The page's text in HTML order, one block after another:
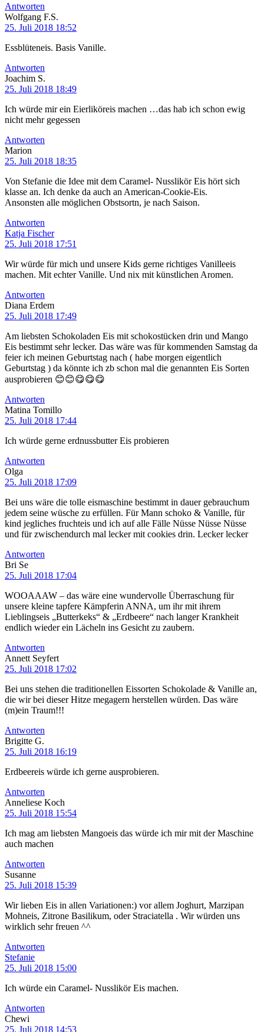
Antworten
Wolfgang F.S.
25. Juli 2018 18:52
Essblüteneis. Basis Vanille.
Antworten
Joachim S.
25. Juli 2018 18:49
Ich würde mir ein Eierliköreis machen …das hab ich schon ewig
nicht mehr gegessen
Antworten
Marion
25. Juli 2018 18:35
Von Stefanie die Idee mit dem Caramel- Nusslikör Eis hört sich
klasse an. Ich denke da auch an American-Cookie-Eis.
Ansonsten alle möglichen Obstsortn, je nach Saison.
Antworten
Katja Fischer
25. Juli 2018 17:51
Wir würde für mich und unsere Kids gerne richtiges Vanilleeis
machen. Mit echter Vanille. Und nix mit künstlichen Aromen.
Antworten
Diana Erdem
25. Juli 2018 17:49
Am liebsten Schokoladen Eis mit schokostücken drin und Mango
Eis bestimmt sehr lecker. Das wäre was für kommenden Samstag da
feier ich meinen Geburtstag nach ( habe morgen eigentlich
Geburtstag ) da könnte ich zb schon mal die genannten Eis Sorten
ausprobieren 😊😊😋😋😋
Antworten
Matina Tomillo
25. Juli 2018 17:44
Ich würde gerne erdnussbutter Eis probieren
Antworten
Olga
25. Juli 2018 17:09
Bei uns wäre die tolle eismaschine bestimmt in dauer gebrauchum
jedem seine wüsche zu erfüllen. Für Mann schoko & Vanille, für
kind jegliches fruchteis und ich auf alle Fälle Nüsse Nüsse Nüsse
und für zwischendurch mal lecker mit cookies drin. Lecker lecker
Antworten
Bri Se
25. Juli 2018 17:04
WOOAAAW – das wäre eine wundervolle Überraschung für
unsere kleine tapfere Kämpferin ANNA, um ihr mit ihrem
Lieblingseis „Butterkeks“ & „Erdbeere“ nach langer Krankheit
endlich wieder ein Lächeln ins Gesicht zu zaubern.
Antworten
Annett Seyfert
25. Juli 2018 17:02
Bei uns stehen die traditionellen Eissorten Schokolade & Vanille an,
die wir bei dieser Hitze megagern herstellen würden. Das wäre
(m)ein Traum!!!
Antworten
Brigitte G.
25. Juli 2018 16:19
Erdbeereis würde ich gerne ausprobieren.
Antworten
Anneliese Koch
25. Juli 2018 15:54
Ich mag am liebsten Mangoeis das würde ich mir mit der Maschine
auch machen
Antworten
Susanne
25. Juli 2018 15:39
Wir lieben Eis in allen Variationen:) vor allem Joghurt, Marzipan
Mohneis, Zitrone Basilikum, oder Straciatella . Wir würden uns
wirklich sehr freuen ^^
Antworten
Stefanie
25. Juli 2018 15:00
Ich würde ein Caramel- Nusslikör Eis machen.
Antworten
Chewi
25. Juli 2018 14:53